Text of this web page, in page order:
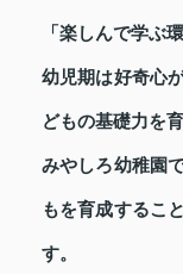
「楽しんで学ぶ
幼児期は好奇心
どもの基礎力を
みやしろ幼稚園
もを育成するこ
す。